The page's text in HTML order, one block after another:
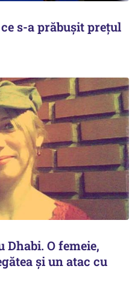
s-a prăbușit prețul
Dhabi. O femeie,
și un atac cu